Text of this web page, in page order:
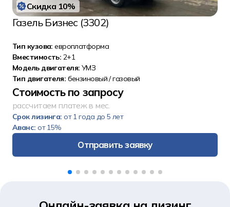
Скидка 10%
Газель Бизнес (3302)
Тип кузова:европлатформа
Вместимость: 2+1
Модель двигателя: УMЗ
Тип двигателя: бензиновый / газовый
Стоимость по запросу
рассчитаем платеж в мес.
Срок лизинга:от 1 года до 5 лет
Аванс:от 15%
Отправить заявку